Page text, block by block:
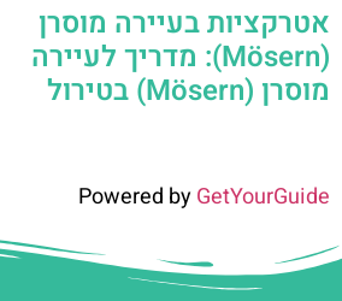
אטרקציות בעיירה מוסרן
(Mösern): מדריך לעיירה
מוסרן (Mösern) בטירול
Powered byGetYourGuide